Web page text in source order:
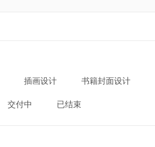
插画设计 书籍封面设计
交付中 已结束